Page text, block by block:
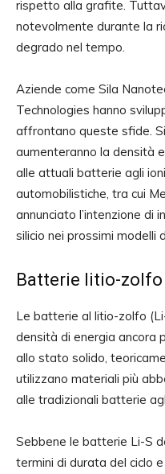
rispetto alla grafite.
notevolmente durante la
degrado nel tempo.
Aziende come Sila
Technologies hanno
affrontano queste sfide.
aumenteranno la densità
alle attuali batterie agli
automobilistiche, tra cui
annunciato l’intenzione di
silicio nei prossimi modelli
Batterie litio-zolfo
Le batterie al litio-zolfo
densità di energia ancora
allo stato solido,
utilizzano materiali più
alle tradizionali batterie
Sebbene le batterie Li-S
termini di durata del ciclo